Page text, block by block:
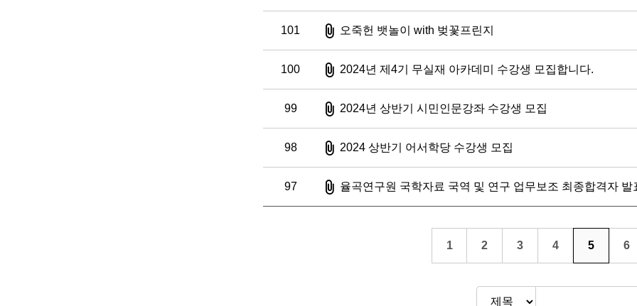
101 첨부파일
오죽헌 뱃놀이 with 벚꽃프린지
100 첨부파일
2024년 제4기 무실재 아카데미 수강생 모집합니다.
99 첨부파일
2024년 상반기 시민인문강좌 수강생 모집
98 첨부파일
2024 상반기 어서학당 수강생 모집
97 첨부파일
율곡연구원 국학자료 국역 및 연구 업무보조 최종합격자 발
1 2 3 4 5 6